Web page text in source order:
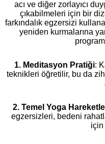
acı ve diğer zorlayıcı
çıkabilmeleri için bir
farkındalık egzersizi
yeniden kurmalarına
1. Meditasyon Pratiği:
teknikleri öğretilir, bu da
2. Temel Yoga
egzersizleri, bedeni
için